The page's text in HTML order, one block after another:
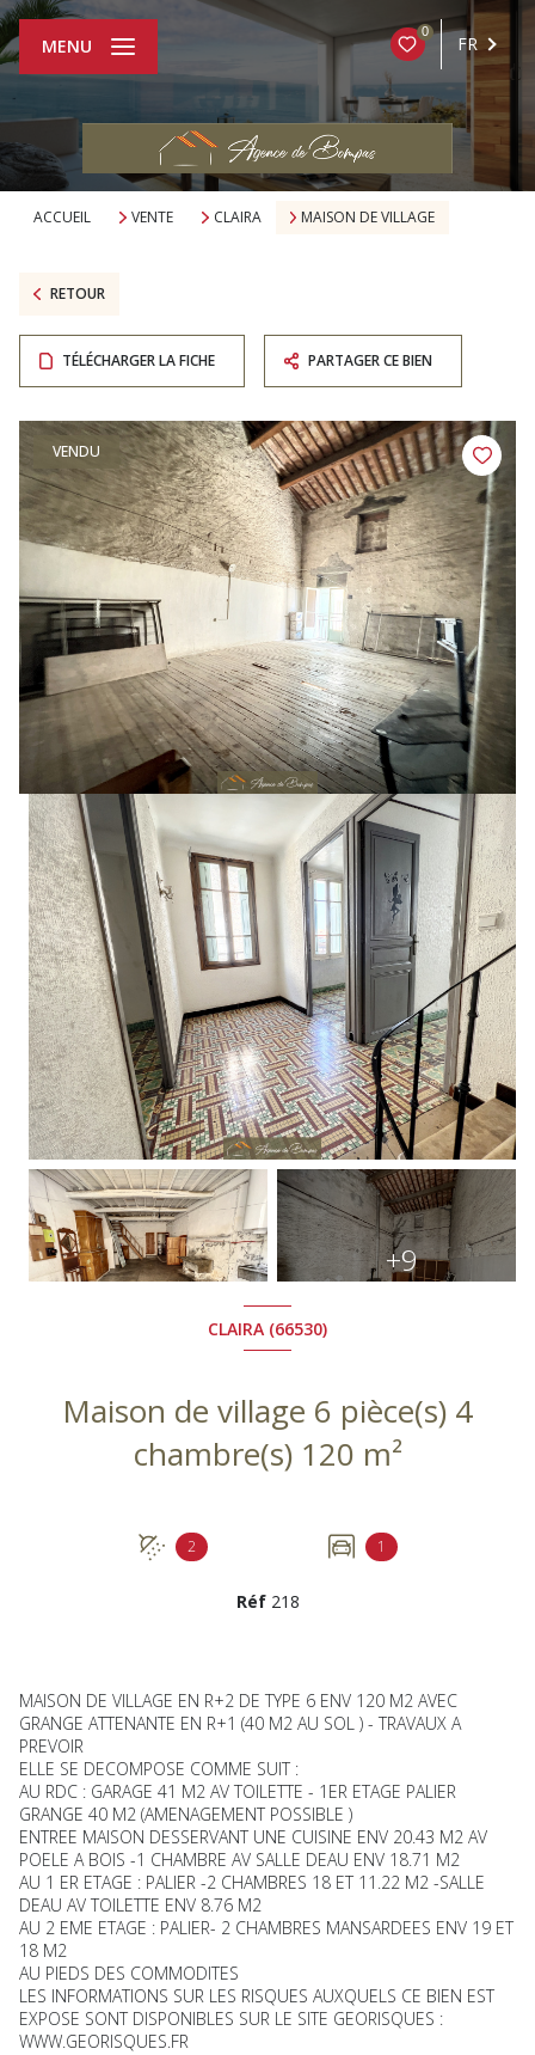
0
FR
MENU
ACCUEIL VENTE CLAIRA MAISON DE VILLAGE
RETOUR
TÉLÉCHARGER LA FICHE PARTAGER CE BIEN
VENDU
+9
CLAIRA (66530)
Maison de village 6 pièce(s) 4
chambre(s) 120 m²
2 1
Réf 218
MAISON DE VILLAGE EN R+2 DE TYPE 6 ENV 120 M2 AVEC
GRANGE ATTENANTE EN R+1 (40 M2 AU SOL ) - TRAVAUX A
PREVOIR
ELLE SE DECOMPOSE COMME SUIT :
AU RDC : GARAGE 41 M2 AV TOILETTE - 1ER ETAGE PALIER
GRANGE 40 M2 (AMENAGEMENT POSSIBLE )
ENTREE MAISON DESSERVANT UNE CUISINE ENV 20.43 M2 AV
POELE A BOIS -1 CHAMBRE AV SALLE DEAU ENV 18.71 M2
AU 1 ER ETAGE : PALIER -2 CHAMBRES 18 ET 11.22 M2 -SALLE
DEAU AV TOILETTE ENV 8.76 M2
AU 2 EME ETAGE : PALIER- 2 CHAMBRES MANSARDEES ENV 19 ET
18 M2
AU PIEDS DES COMMODITES
LES INFORMATIONS SUR LES RISQUES AUXQUELS CE BIEN EST
EXPOSE SONT DISPONIBLES SUR LE SITE GEORISQUES :
WWW.GEORISQUES.FR